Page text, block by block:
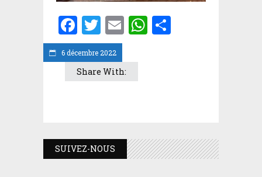
6 décembre 2022
Facebook
Twitter
EmailWhatsApp
Share With:
SUIVEZ-NOUS